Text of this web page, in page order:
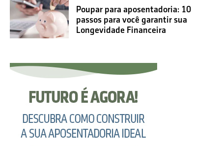
Poupar para aposentadoria: 10
passos para você garantir sua
Longevidade Financeira